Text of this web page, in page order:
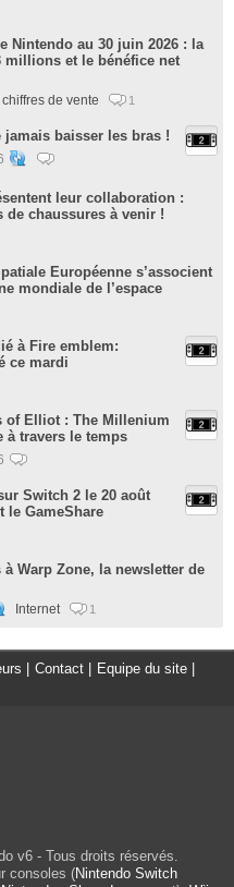
Nintendo au 30 juin 2026 : la
millions et le bénéfice net
de vente 1
jamais baisser les bras !
leur collaboration :
de chaussures à venir !
Européenne s’associent
mondiale de l’espace
à Fire emblem:
ce mardi
of Elliot : The Millenium
à travers le temps
Switch 2 le 20 août
le GameShare
Warp Zone, la newsletter de
Internet 1
Contact Equipe du site
v6 - Tous droits réservés.
consoles (Nintendo Switch